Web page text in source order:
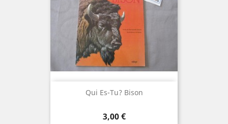
Qui Es-Tu? Bison
Prix
3,00 €